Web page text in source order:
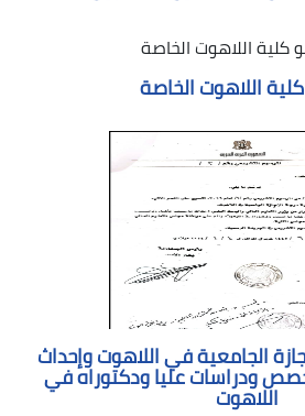
اللاهوت الخاصة
الجامعية في اللاهوت وإحداث
ودراسات عليا ودكتوراه في
اللاهوت